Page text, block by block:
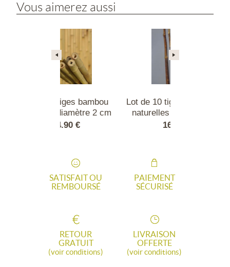
Vous aimerez aussi
Lot de 10 tiges bambou noir
naturelles diamètre 2 cm
SATISFAIT OU
REMBOURSÉ
PAIEMENT
SÉCURISÉ
RETOUR
GRATUIT
(voir conditions)
LIVRAISON
OFFERTE
(voir conditions)